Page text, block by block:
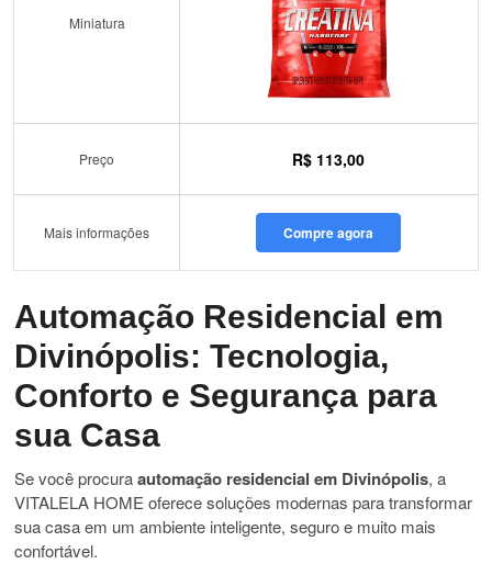
Miniatura
Preço R$ 113,00
Mais informações Compre agora
Automação Residencial em
Divinópolis: Tecnologia,
Conforto e Segurança para
sua Casa
Se você procuraautomação residencial em Divinópolis, a
VITALELA HOME oferece soluções modernas para transformar
sua casa em um ambiente inteligente, seguro e muito mais
confortável.